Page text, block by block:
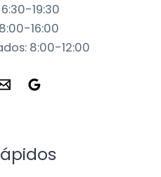
19:30
16:00
8:00-12:00